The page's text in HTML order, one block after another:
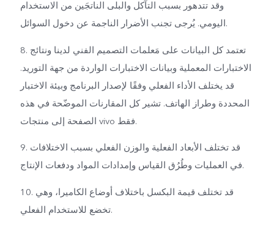
وقد تتدهور بسبب التآكل والبلى الناتجَين من الاستخدام
اليومي. يُرجى تجنب الأضرار الناجمة عن دخول السوائل.
8. تعتمد كل البيانات على مَعلمات التصميم الفني لدينا ونتائج
الاختبارات المعملية وبيانات الاختبارات الواردة من جهة التوريد.
قد يختلف الأداء الفعلي وفقًا لإصدار البرنامج وبيئة الاختبار
المحددة وطراز الهاتف. تشير كل المقارنات الموضّحة في هذه
الصفحة إلى منتجات vivo فقط.
9. قد تختلف الأبعاد الفعلية والوزن الفعلي بسبب الاختلافات
في العمليات وطُرُق القياس وإمدادات المواد ودفعات الإنتاج.
10. قد تختلف قيمة البكسل باختلاف أوضاع الكاميرا، وهي
تخضع للاستخدام الفعلي.